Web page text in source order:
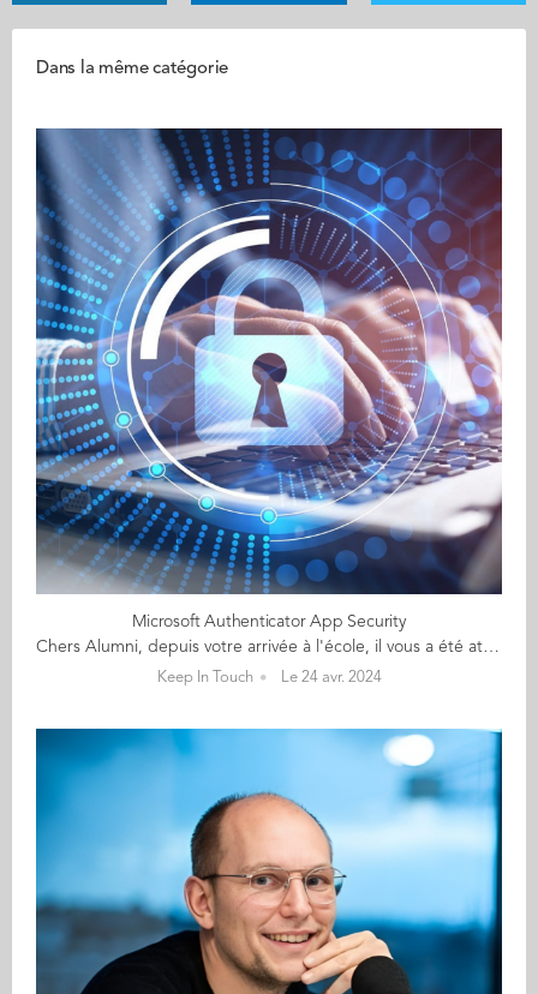
Dans la même catégorie
Microsoft Authenticator App Security
Chers Alumni, depuis votre arrivée à l'école, il vous a été attribuée une adresse mail Audencia dans le cadre de votre adhésion à notre organisation. Cet email sera toujours le vôtre afin de maintenir un lien avec la communauté d'Audencia. Audencia est toujours en veille concernant la sécurité, c'est pourquoi nous avons décidé de renforcer la sécurité de votre email en ajoutant l'Authentification Multi-Facteurs (MFA) à votre email Audencia, comme vous le savez peut-être déjà pour de nombreuses autres raisons. Nous allons bientôt activer cette fonctionnalité sur votre compte de messagerie, il vous sera donc demandé la prochaine fois que vous vous connecterez de configurer la sécurité MFA sur votre compte. Vous allez recevoir un mail qui vous expliquera le court processus pour réaliser ce déploiement. Si vous utilisez votre email Audencia pour transférer vos emails vers un autre email personnel, veuillez noter que vous devrez peut-être vous connecter au moins une fois à votre email Audencia pour effectuer ce déploiement.
Keep In Touch Le 24 avr. 2024